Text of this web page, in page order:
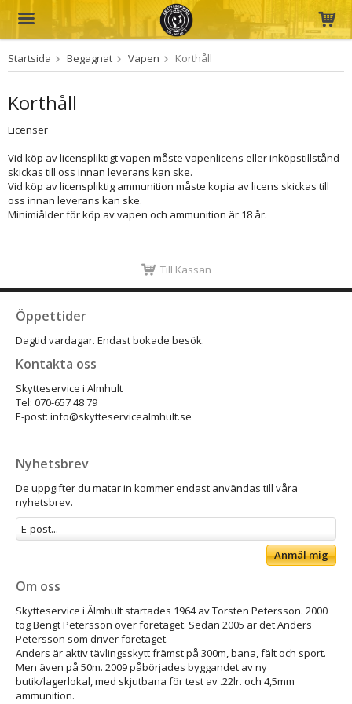
Produkten har blivit tillagd i varukorgen
Startsida Begagnat Vapen Korthåll
Korthåll
Licenser
Vid köp av licenspliktigt vapen måste vapenlicens eller inköpstillstånd
skickas till oss innan leverans kan ske.
Vid köp av licenspliktig ammunition måste kopia av licens skickas till
oss innan leverans kan ske.
Minimiålder för köp av vapen och ammunition är 18 år.
Till Kassan
Öppettider
Dagtid vardagar. Endast bokade besök.
Kontakta oss
Skytteservice i Älmhult
Tel: 070-657 48 79
E-post: info@skytteservicealmhult.se
Nyhetsbrev
De uppgifter du matar in kommer endast användas till våra
nyhetsbrev.
Anmäl mig
Om oss
Skytteservice i Älmhult startades 1964 av Torsten Petersson. 2000
tog Bengt Petersson över företaget. Sedan 2005 är det Anders
Petersson som driver företaget.
Anders är aktiv tävlingsskytt främst på 300m, bana, fält och sport.
Men även på 50m. 2009 påbörjades byggandet av ny
butik/lagerlokal, med skjutbana för test av .22lr. och 4,5mm
ammunition.